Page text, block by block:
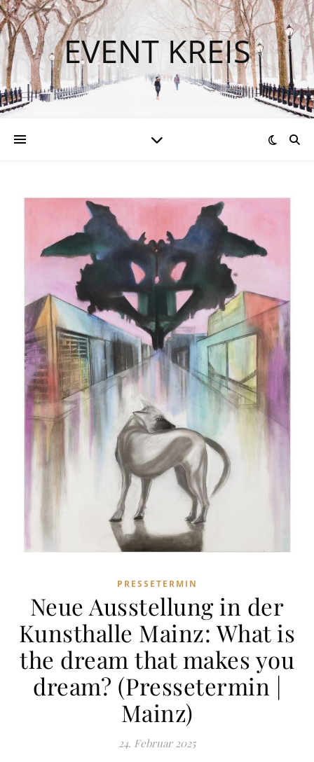
EVENT KREIS
PRESSETERMIN
Neue Ausstellung in der
Kunsthalle Mainz: What is
the dream that makes you
dream? (Pressetermin |
Mainz)
24. Februar 2025